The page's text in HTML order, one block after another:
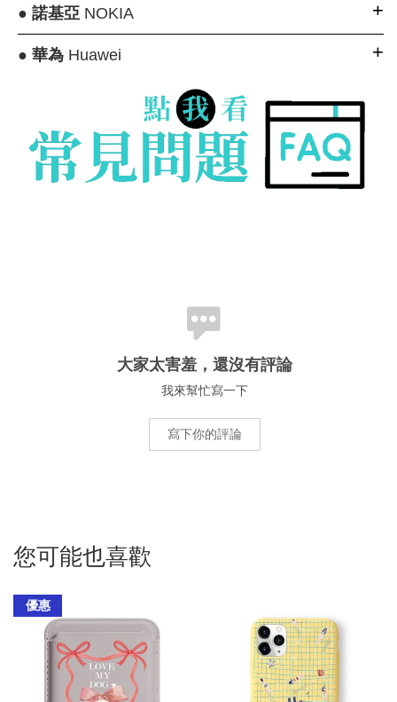
● 諾基亞NOKIA
● 華為Huawei
大家太害羞，還沒有評論
我來幫忙寫一下
寫下你的評論
您可能也喜歡
優惠